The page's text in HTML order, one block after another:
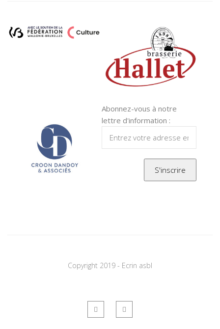
Abonnez-vous à notre
lettre d'information :
Copyright 2019 - Ecrin asbl